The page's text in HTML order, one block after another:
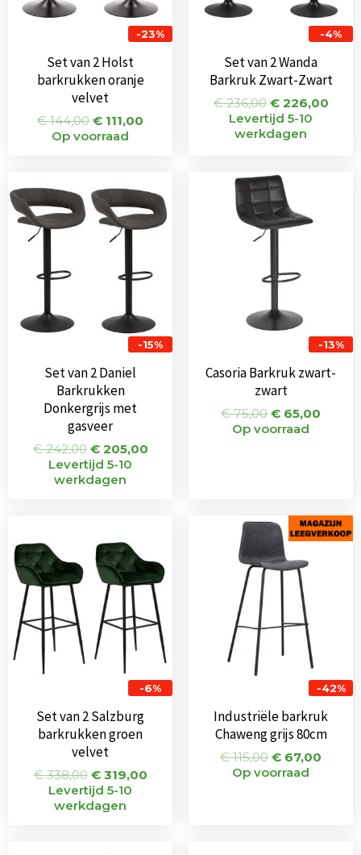
-23%
Set van 2 Holst
barkrukken oranje
velvet
€144,00 € 111,00
Op voorraad
-4%
Set van 2 Wanda
Barkruk Zwart-Zwart
€236,00 €226,00
Levertijd 5-10
werkdagen
-15%
Set van 2 Daniel
Barkrukken
Donkergrijs met
gasveer
€242,00
prijs
was:
€ 242,00.
€205,00
prijs
is:
€ 205,00.
Levertijd 5-10
werkdagen
-13%
Casoria Barkruk zwart-
zwart
€75,00
prijs
was:
€ 75,00.
€ 65,00
Op voorraad
-6%
Set van 2 Salzburg
barkrukken groen
velvet
€338,00
was:
€ 338,00.
€319,00
€ 319,00.
Levertijd 5-10
werkdagen
-42%
Industriële barkruk
Chaweng grijs 80cm
€115,00
prijs
was:
€ 115,00.
€ 67,00
prijs
Op voorraad